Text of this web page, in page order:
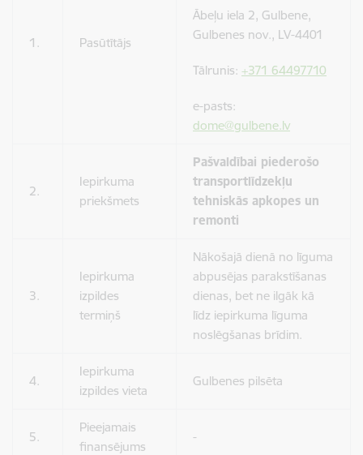
1. Pasūtītājs
Ābeļu iela 2, Gulbene,
Gulbenes nov., LV-4401
Tālrunis: +371 64497710
e-pasts:
dome@gulbene.lv
2.
Iepirkuma
priekšmets
Pašvaldībai piederošo
transportlīdzekļu
tehniskās apkopes un
remonti
3.
Iepirkuma
izpildes
termiņš
Nākošajā dienā no līguma
abpusējas parakstīšanas
dienas, bet ne ilgāk kā
līdz iepirkuma līguma
noslēgšanas brīdim.
4.
Iepirkuma
izpildes vieta
Gulbenes pilsēta
5.
Pieejamais
finansējums
-